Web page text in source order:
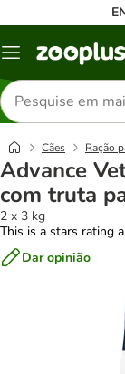
Menu
Pesquisar
produtos
Cães Ração
Advance
com truta
2 x 3 kg
This is a stars rating
Dar opinião